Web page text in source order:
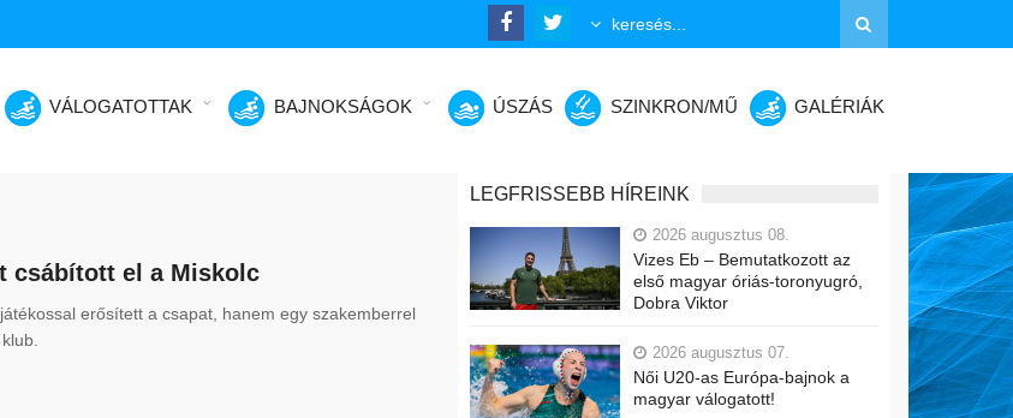
VÁLOGATOTTAK BAJNOKSÁGOK ÚSZÁS SZINKRON/MŰ GALÉRIÁK
csábított el a Miskolc
erősített a csapat, hanem egy szakemberrel
LEGFRISSEBB HÍREINK
2026 augusztus 08.
Vizes Eb – Bemutatkozott az
első magyar óriás-toronyugró,
Dobra Viktor
2026 augusztus 07.
Női U20-as Európa-bajnok a
magyar válogatott!